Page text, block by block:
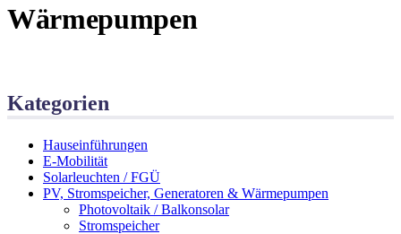
Wärmepumpen
Kategorien
Hauseinführungen
E-Mobilität
Solarleuchten / FGÜ
PV, Stromspeicher, Generatoren & Wärmepumpen
Photovoltaik / Balkonsolar
Stromspeicher